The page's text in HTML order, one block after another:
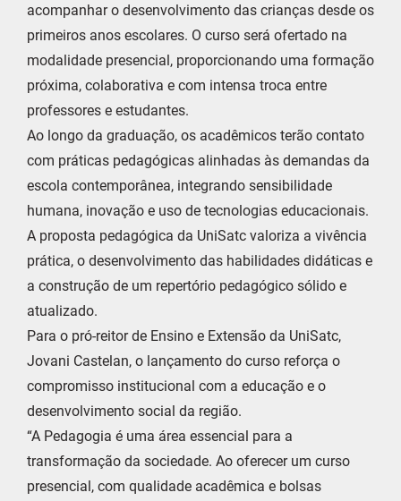
acompanhar o desenvolvimento das crianças desde os
primeiros anos escolares. O curso será ofertado na
modalidade presencial, proporcionando uma formação
próxima, colaborativa e com intensa troca entre
professores e estudantes.
Ao longo da graduação, os acadêmicos terão contato
com práticas pedagógicas alinhadas às demandas da
escola contemporânea, integrando sensibilidade
humana, inovação e uso de tecnologias educacionais.
A proposta pedagógica da UniSatc valoriza a vivência
prática, o desenvolvimento das habilidades didáticas e
a construção de um repertório pedagógico sólido e
atualizado.
Para o pró-reitor de Ensino e Extensão da UniSatc,
Jovani Castelan, o lançamento do curso reforça o
compromisso institucional com a educação e o
desenvolvimento social da região.
“A Pedagogia é uma área essencial para a
transformação da sociedade. Ao oferecer um curso
presencial, com qualidade acadêmica e bolsas